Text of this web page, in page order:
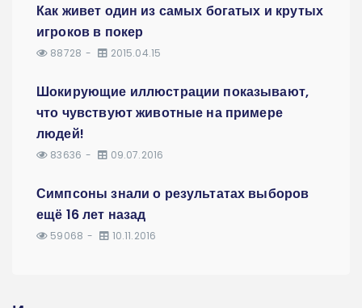
Как живет один из самых богатых и крутых
игроков в покер
88728 2015.04.15
Шокирующие иллюстрации показывают,
что чувствуют животные на примере
людей!
83636 09.07.2016
Симпсоны знали о результатах выборов
ещё 16 лет назад
59068 10.11.2016